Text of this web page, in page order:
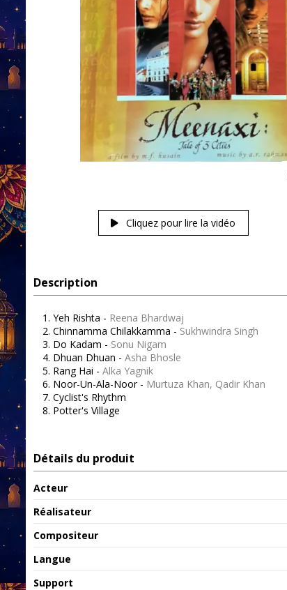
Cliquez pour lire la vidéo
Description
Yeh Rishta - Reena Bhardwaj
Chinnamma Chilakkamma - Sukhwindra Singh
Do Kadam - Sonu Nigam
Dhuan Dhuan - Asha Bhosle
Rang Hai - Alka Yagnik
Noor-Un-Ala-Noor - Murtuza Khan, Qadir Khan
Cyclist's Rhythm
Potter's Village
Détails du produit
Acteur
Réalisateur
Compositeur
Langue
Support